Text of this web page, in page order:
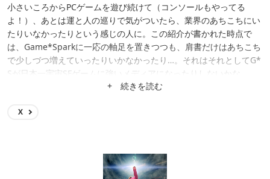
小さいころからPCゲームを遊び続けて（コンソールもやってる
よ！）、あとは運と人の巡りで気がついたら、業界のあちこちにい
たりいなかったりという感じの人に。この紹介が書かれた時点で
は、Game*Sparkに一応の軸足を置きつつも、肩書だけはあちこち
で少しづつ増えていったりいかなかったり…。それはそれとしてG*
Sが日本一宇宙SFゲームに強いメディアになったりしないかな。
+ 続きを読む
X